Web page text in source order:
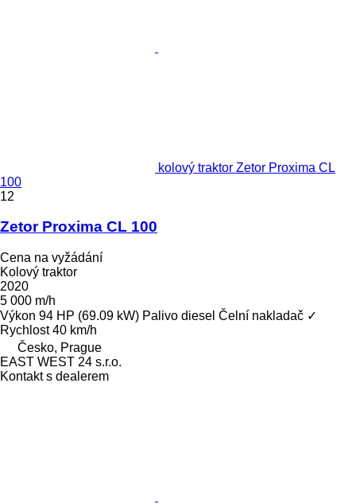
kolový traktor Zetor Proxima CL
100
12
Zetor Proxima CL 100
Cena na vyžádání
Kolový traktor
2020
5 000 m/h
Výkon 94 HP (69.09 kW) Palivo diesel Čelní nakladač ✓
Rychlost 40 km/h
Česko, Prague
EAST WEST 24 s.r.o.
Kontakt s dealerem